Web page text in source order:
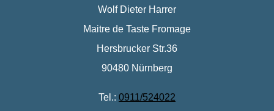
Wolf Dieter Harrer
Maitre de Taste Fromage
Hersbrucker Str.36
90480 Nürnberg
Tel.: 0911/524022